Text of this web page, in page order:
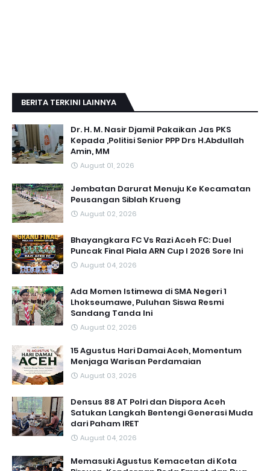
BERITA TERKINI LAINNYA
Dr. H. M. Nasir Djamil Pakaikan Jas PKS
Kepada ,Politisi Senior PPP Drs H.Abdullah
Amin, MM
August 01, 2026
Jembatan Darurat Menuju Ke Kecamatan
Peusangan Siblah Krueng
August 02, 2026
Bhayangkara FC Vs Razi Aceh FC: Duel
Puncak Final Piala ARN Cup I 2026 Sore Ini
August 04, 2026
Ada Momen Istimewa di SMA Negeri 1
Lhokseumawe, Puluhan Siswa Resmi
Sandang Tanda Ini
August 02, 2026
15 Agustus Hari Damai Aceh, Momentum
Menjaga Warisan Perdamaian
August 03, 2026
Densus 88 AT Polri dan Dispora Aceh
Satukan Langkah Bentengi Generasi Muda
dari Paham IRET
August 04, 2026
Memasuki Agustus Kemacetan di Kota